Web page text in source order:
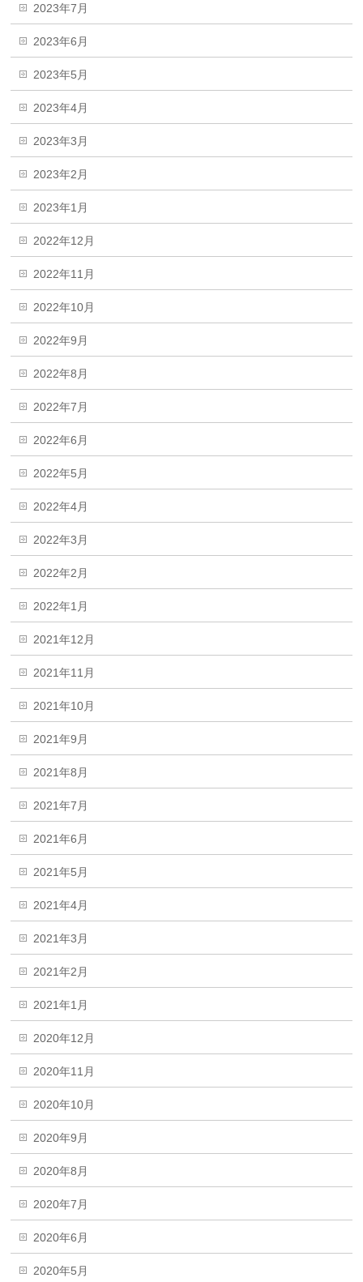
2023年7月
2023年6月
2023年5月
2023年4月
2023年3月
2023年2月
2023年1月
2022年12月
2022年11月
2022年10月
2022年9月
2022年8月
2022年7月
2022年6月
2022年5月
2022年4月
2022年3月
2022年2月
2022年1月
2021年12月
2021年11月
2021年10月
2021年9月
2021年8月
2021年7月
2021年6月
2021年5月
2021年4月
2021年3月
2021年2月
2021年1月
2020年12月
2020年11月
2020年10月
2020年9月
2020年8月
2020年7月
2020年6月
2020年5月